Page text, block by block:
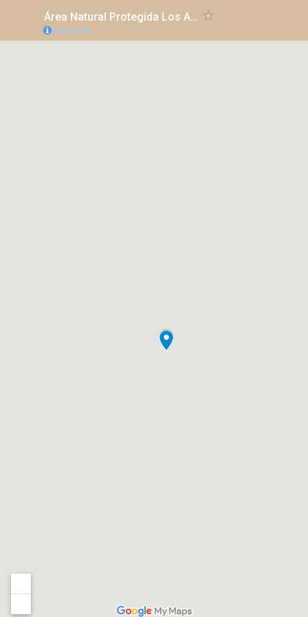
Área Natural Protegida Los Altares y Ruta Nacional 25
Acerca de